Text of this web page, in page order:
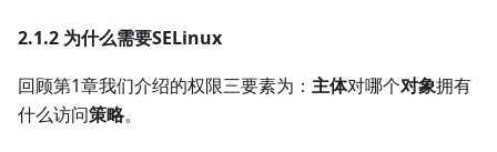
2.1.2 为什么需要SELinux
回顾第1章我们介绍的权限三要素为： 主体对哪个对象拥有
什么访问策略。